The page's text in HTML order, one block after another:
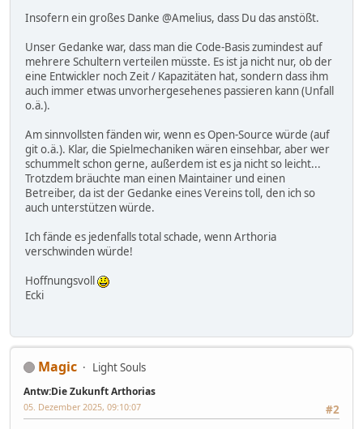
Insofern ein großes Danke @Amelius, dass Du das anstößt.
Unser Gedanke war, dass man die Code-Basis zumindest auf
mehrere Schultern verteilen müsste. Es ist ja nicht nur, ob der
eine Entwickler noch Zeit / Kapazitäten hat, sondern dass ihm
auch immer etwas unvorhergesehenes passieren kann (Unfall
o.ä.).
Am sinnvollsten fänden wir, wenn es Open-Source würde (auf
git o.ä.). Klar, die Spielmechaniken wären einsehbar, aber wer
schummelt schon gerne, außerdem ist es ja nicht so leicht...
Trotzdem bräuchte man einen Maintainer und einen
Betreiber, da ist der Gedanke eines Vereins toll, den ich so
auch unterstützen würde.
Ich fände es jedenfalls total schade, wenn Arthoria
verschwinden würde!
Hoffnungsvoll
Ecki
Magic Light Souls
Antw:Die Zukunft Arthorias
#2
05. Dezember 2025, 09:10:07